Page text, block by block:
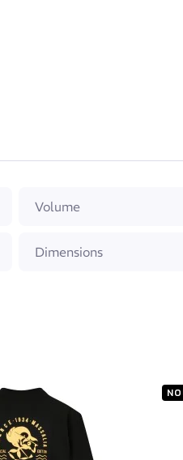
ce sac est
avec facilité.
pouvez ainsi
de vos voyages, il allie
Volume
Dimensions